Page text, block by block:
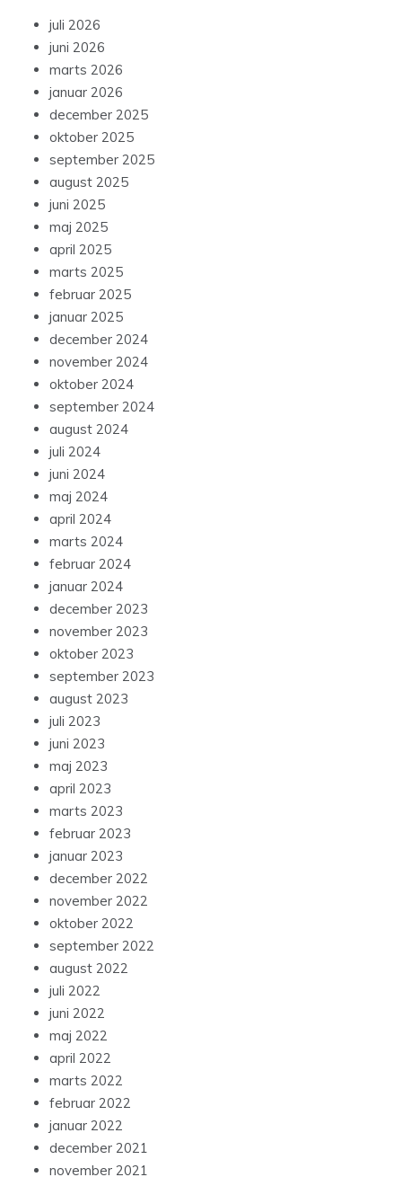
juli 2026
juni 2026
marts 2026
januar 2026
december 2025
oktober 2025
september 2025
august 2025
juni 2025
maj 2025
april 2025
marts 2025
februar 2025
januar 2025
december 2024
november 2024
oktober 2024
september 2024
august 2024
juli 2024
juni 2024
maj 2024
april 2024
marts 2024
februar 2024
januar 2024
december 2023
november 2023
oktober 2023
september 2023
august 2023
juli 2023
juni 2023
maj 2023
april 2023
marts 2023
februar 2023
januar 2023
december 2022
november 2022
oktober 2022
september 2022
august 2022
juli 2022
juni 2022
maj 2022
april 2022
marts 2022
februar 2022
januar 2022
december 2021
november 2021